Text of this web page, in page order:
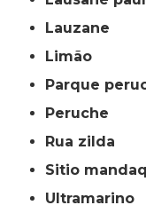
lauzane
limão
parque
peruche
rua zilda
sitio
ultramarino